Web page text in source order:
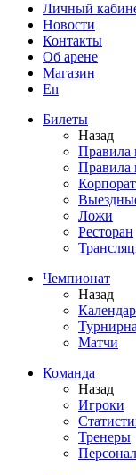
Личный
Новости
Контакты
Об арене
Магазин
En
Билеты
Назад
Правила
Правила
Ложи
Ресторан
Чемпионат
Назад
Матчи
Команда
Назад
Игроки
Тренеры
Персонал